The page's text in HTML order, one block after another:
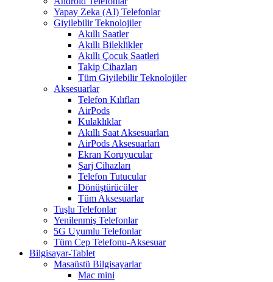
Yapay Zeka (AI) Telefonlar
Giyilebilir Teknolojiler
Akıllı Saatler
Akıllı Bileklikler
Akıllı Çocuk Saatleri
Takip Cihazları
Tüm Giyilebilir Teknolojiler
Aksesuarlar
Telefon Kılıfları
AirPods
Kulaklıklar
Akıllı Saat Aksesuarları
AirPods Aksesuarları
Ekran Koruyucular
Şarj Cihazları
Telefon Tutucular
Dönüştürücüler
Tüm Aksesuarlar
Tuşlu Telefonlar
Yenilenmiş Telefonlar
5G Uyumlu Telefonlar
Tüm Cep Telefonu-Aksesuar
Bilgisayar-Tablet
Masaüstü Bilgisayarlar
Mac mini